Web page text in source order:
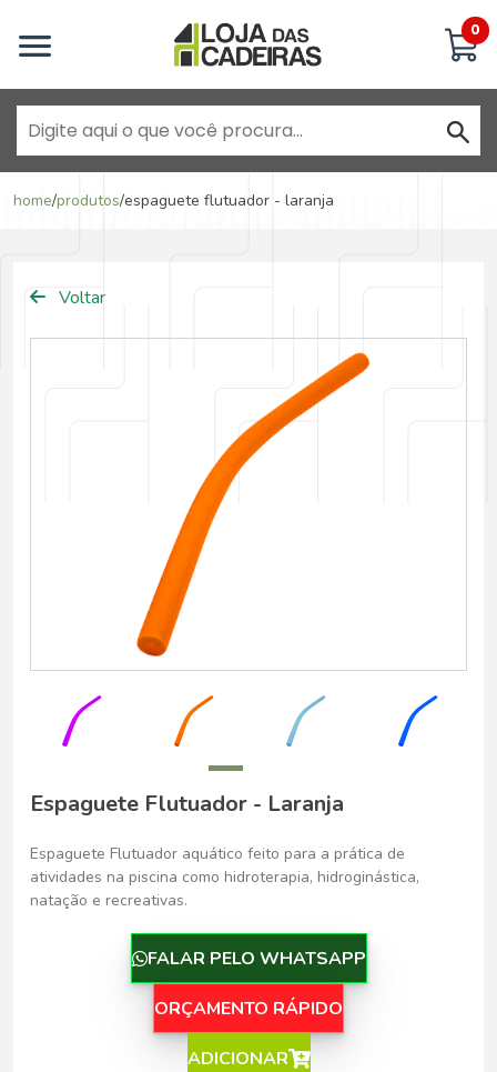
0
home/produtos/espaguete flutuador - laranja
Voltar
Espaguete Flutuador - Laranja
Espaguete Flutuador aquático feito para a prática de
atividades na piscina como hidroterapia, hidroginástica,
natação e recreativas.
FALAR PELO WHATSAPP
ORÇAMENTO RÁPIDO
ADICIONAR
Inicie uma conversa
Goiânia - Jardim América
Anápolis - Jundiaí
Goiânia - Jardim América II
Belo Horizonte - Belo Horizonte